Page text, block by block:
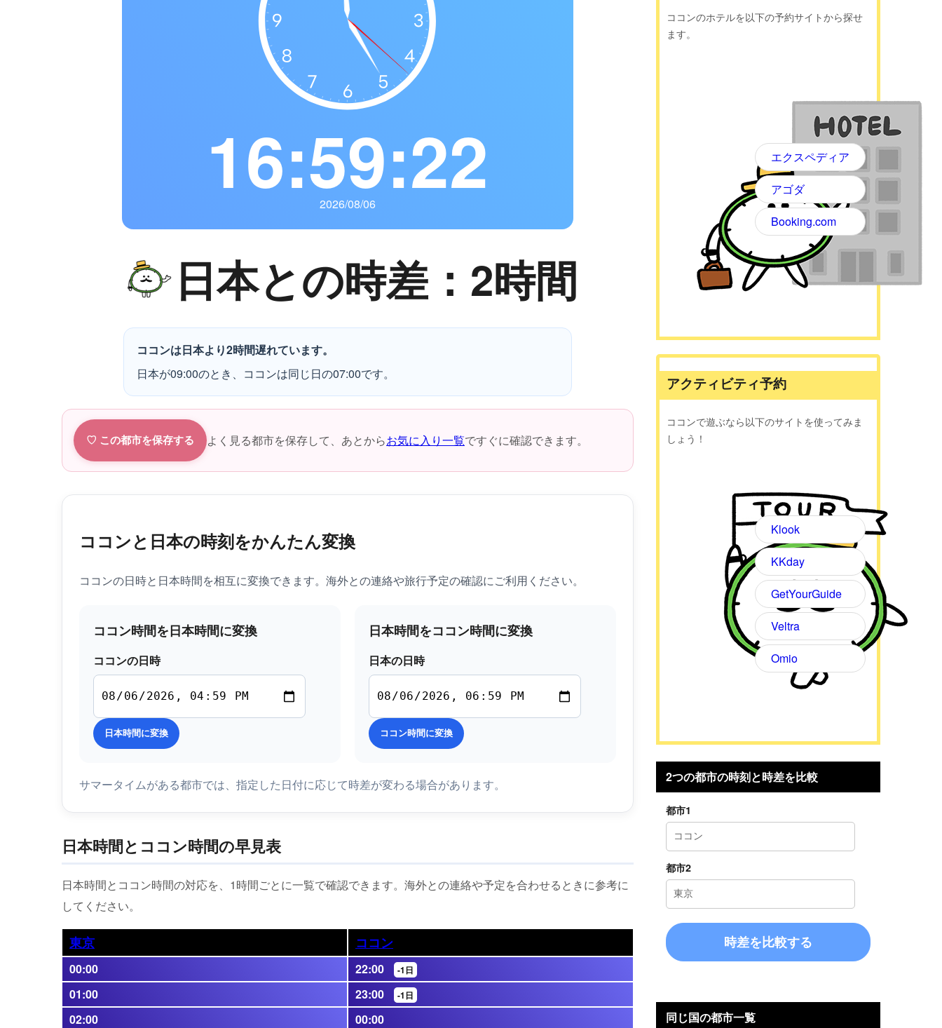
16:59:23
2026/08/06
日本との時差：2時間
ココンは日本より2時間遅れています。
日本が09:00のとき、ココンは同じ日の07:00です。
♡ この都市を保存する よく見る都市を保存して、あとからお気に入り一覧ですぐに確認できます。
ココンと日本の時刻をかんたん変換
ココンの日時と日本時間を相互に変換できます。海外との連絡や旅行予定の確認にご利用ください。
ココン時間を日本時間に変換
ココンの日時
日本時間に変換
日本時間をココン時間に変換
日本の日時
ココン時間に変換
サマータイムがある都市では、指定した日付に応じて時差が変わる場合があります。
日本時間とココン時間の早見表
日本時間とココン時間の対応を、1時間ごとに一覧で確認できます。海外との連絡や予定を合わせるときに参考に
してください。
東京 ココン
00:00 22:00 -1日
01:00 23:00 -1日
02:00
00:00
ココンのホテルを以下の予約サイトから探せ
ます。
エクスペディア
アゴダ
Booking.com
アクティビティ予約
ココンで遊ぶなら以下のサイトを使ってみま
しょう！
Klook
KKday
GetYourGuide
Veltra
Omio
2つの都市の時刻と時差を比較
都市1
都市2
時差を比較する
同じ国の都市一覧